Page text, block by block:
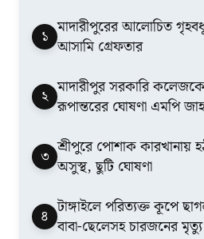
১ মাদারীপুরের আলোচিত
আসামি গ্রেফতার
২ মাদারীপুর সরকারি কলেজকে
রূপান্তরের ঘোষণা এমপি
৩ শ্রীপুরে পোশাক কারখানায়
অসুস্থ, ছুটি ঘোষণা
৪ টাঙ্গাইলে পরিত্যক্ত কূপে
বাবা-ছেলেসহ চারজনের মৃত্যু